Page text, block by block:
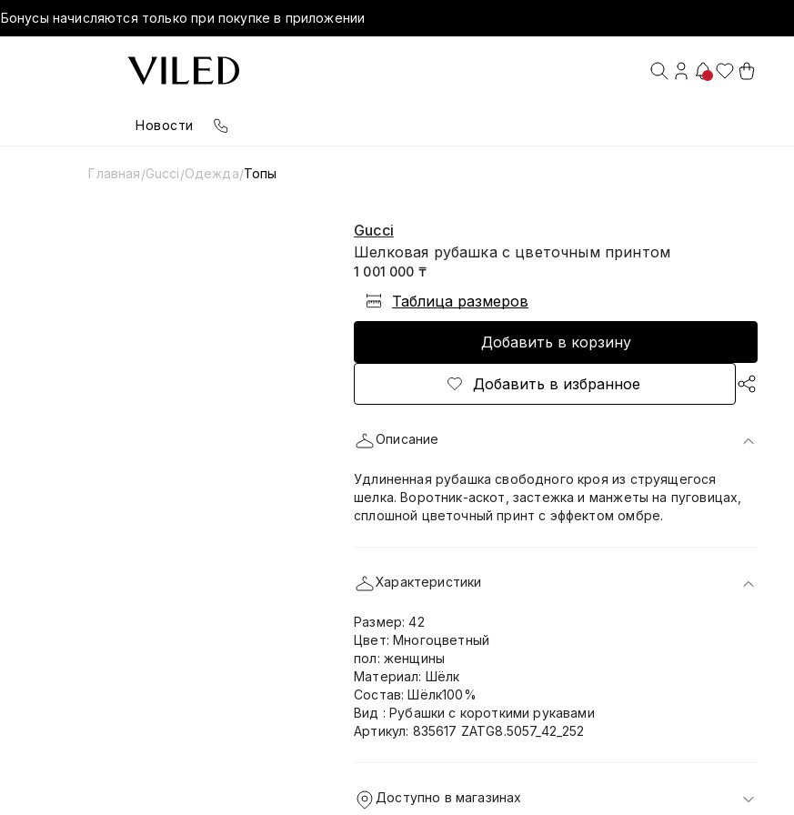
Бонусы начисляются только при покупке в приложении
Новости
Главная/Gucci/Одежда/Топы
Gucci
Шелковая рубашка с цветочным принтом
1 001 000 ₸
Таблица размеров
Добавить в корзину
Добавить в избранное
Описание
Удлиненная рубашка свободного кроя из струящегося
шелка. Воротник-аскот, застежка и манжеты на пуговицах,
сплошной цветочный принт с эффектом омбре.
Характеристики
Размер: 42
Цвет: Многоцветный
пол: женщины
Материал: Шёлк
Состав: Шёлк100%
Вид : Рубашки с короткими рукавами
Артикул: 835617 ZATG8.5057_42_252
Доступно в магазинах